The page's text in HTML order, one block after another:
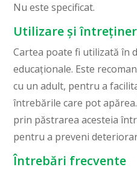
Nu este specificat.
Utilizare și
Cartea poate fi utilizată în
educaționale. Este
cu un adult, pentru a
întrebările care pot
prin păstrarea acesteia
pentru a preveni
Întrebări frecvente